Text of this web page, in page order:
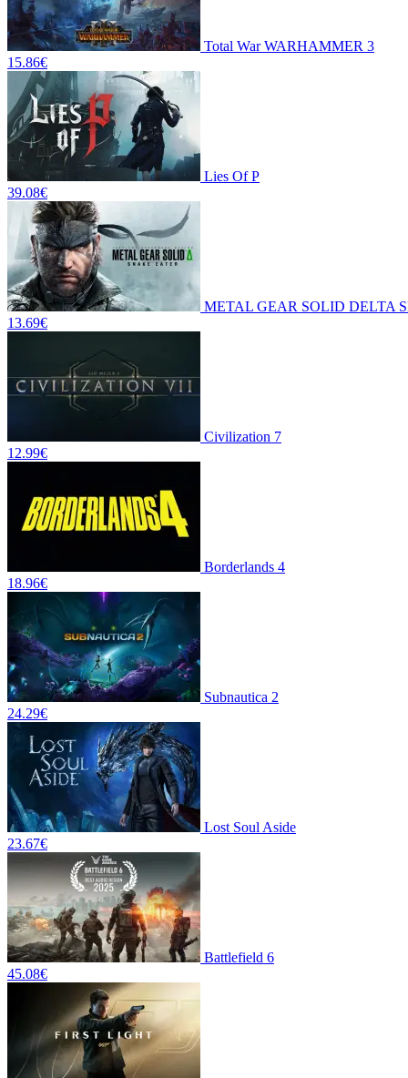
Total War WARHAMMER 3
15.86€
Lies Of P
39.08€
METAL GEAR SOLID DELTA
13.69€
Civilization 7
12.99€
Borderlands 4
18.96€
Subnautica 2
24.29€
Lost Soul Aside
23.67€
Battlefield 6
45.08€